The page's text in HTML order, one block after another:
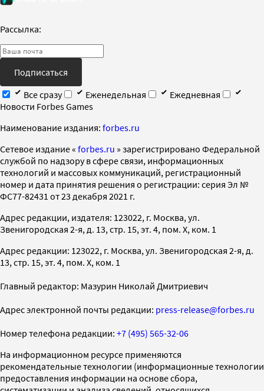
Рассылка:
Подписаться
Все сразу
Еженедельная
Ежедневная
Новости Forbes Games
Наименование издания: forbes.ru
Cетевое издание « forbes.ru » зарегистрировано Федеральной
службой по надзору в сфере связи, информационных
технологий и массовых коммуникаций, регистрационный
номер и дата принятия решения о регистрации: серия Эл №
ФС77-82431 от 23 декабря 2021 г.
Адрес редакции, издателя: 123022, г. Москва, ул.
Звенигородская 2-я, д. 13, стр. 15, эт. 4, пом. X, ком. 1
Адрес редакции: 123022, г. Москва, ул. Звенигородская 2-я, д.
13, стр. 15, эт. 4, пом. X, ком. 1
Главный редактор: Мазурин Николай Дмитриевич
Адрес электронной почты редакции: press-release@forbes.ru
Номер телефона редакции: +7 (495) 565-32-06
На информационном ресурсе применяются
рекомендательные технологии (информационные технологии
предоставления информации на основе сбора,